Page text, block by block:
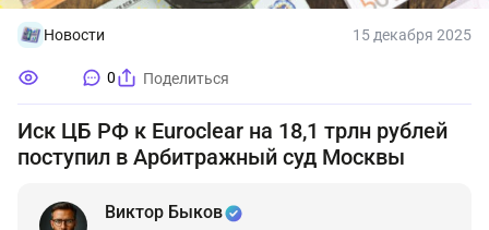
Новости 15 декабря 2025
0 Поделиться
Иск ЦБ РФ к Euroclear на 18,1 трлн рублей
поступил в Арбитражный суд Москвы
Виктор Быков